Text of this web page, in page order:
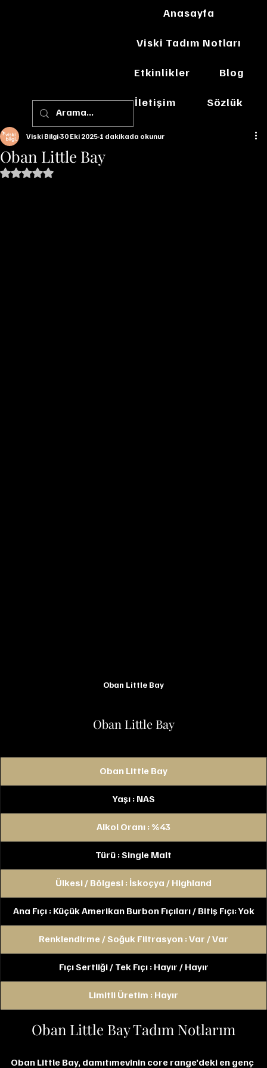
Anasayfa
Viski Tadım Notları
Etkinlikler Blog
İletişim Sözlük
Oban Little Bay
Viski Bilgi 30 Eki 2025 1 dakikada okunur
5 üzerinden NaN yıldız
Oban Little Bay
Oban Little Bay
Oban Little Bay
Yaşı : NAS
Alkol Oranı : %43
Türü : Single Malt
Ülkesi / Bölgesi : İskoçya / Highland
Ana Fıçı : Küçük Amerikan Burbon Fıçıları / Bitiş Fıçı: Yok
Renklendirme / Soğuk Filtrasyon : Var / Var
Fıçı Sertliği / Tek Fıçı : Hayır / Hayır
Limitli Üretim : Hayır
Oban Little Bay Tadım Notlarım
Oban Little Bay, damıtımevinin core range’deki en genç